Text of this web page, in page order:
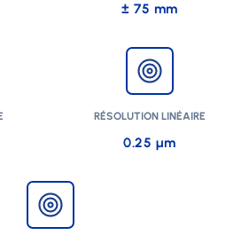
± 75 mm
RÉSOLUTION LINÉAIRE
0.25 µm